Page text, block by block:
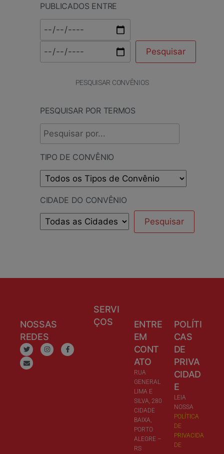
PUBLICADOS ENTRE
PESQUISAR CONVÊNIOS
PESQUISAR POR TERMOS
TIPO DE CONVÊNIO
CIDADE DO CONVÊNIO
NOSSAS
REDES
SERVI
ÇOS
ENTRE
EM
CONT
ATO
RUA
GENERAL
LIMA E
SILVA, 280
CIDADE
BAIXA,
PORTO
ALEGRE –
RS
POLÍTI
CAS
DE
PRIVA
CIDAD
E
LEIA
NOSSA
POLÍTICA
DE
PRIVACIDA
DE